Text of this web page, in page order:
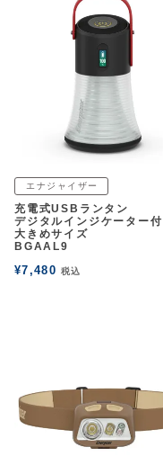
エナジャイザー
充電式USBランタン
デジタルインジケーター付
大きめサイズ
BGAAL9
¥7,480 税込